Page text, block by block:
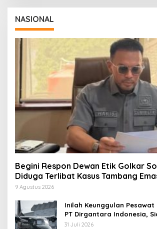
NASIONAL
Begini Respon Dewan Etik Golkar
Diduga Terlibat Kasus Tambang
9 Agustus 2026
Inilah Keunggulan Pesawat
PT Dirgantara Indonesia,
Berbagai Operasi TNI
31 Juli 2026